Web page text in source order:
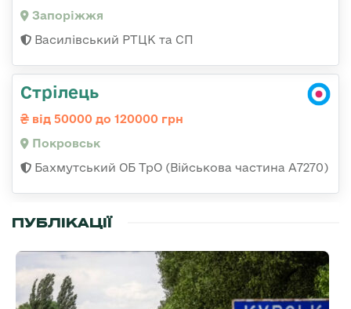
Запоріжжя
Василівський РТЦК та СП
Стрілець
від 50000 до 120000 грн
Покровськ
Бахмутський ОБ ТрО (Військова частина А7270)
ПУБЛІКАЦІЇ